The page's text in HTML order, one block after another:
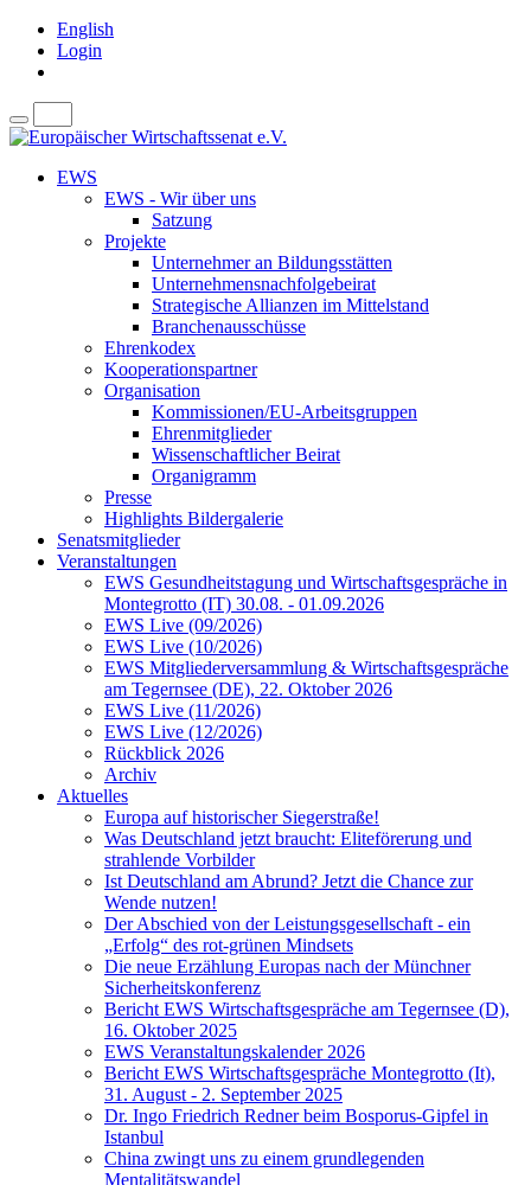
English
Login
EWS
EWS - Wir über uns
Satzung
Projekte
Unternehmer an Bildungsstätten
Unternehmensnachfolgebeirat
Strategische Allianzen im Mittelstand
Branchenausschüsse
Ehrenkodex
Kooperationspartner
Organisation
Kommissionen/EU-Arbeitsgruppen
Ehrenmitglieder
Wissenschaftlicher Beirat
Organigramm
Presse
Highlights Bildergalerie
Senatsmitglieder
Veranstaltungen
EWS Gesundheitstagung und Wirtschaftsgespräche in
Montegrotto (IT) 30.08. - 01.09.2026
EWS Live (09/2026)
EWS Live (10/2026)
EWS Mitgliederversammlung & Wirtschaftsgespräche
am Tegernsee (DE), 22. Oktober 2026
EWS Live (11/2026)
EWS Live (12/2026)
Rückblick 2026
Archiv
Aktuelles
Europa auf historischer Siegerstraße!
Was Deutschland jetzt braucht: Eliteförerung und
strahlende Vorbilder
Ist Deutschland am Abrund? Jetzt die Chance zur
Wende nutzen!
Der Abschied von der Leistungsgesellschaft - ein
„Erfolg“ des rot-grünen Mindsets
Die neue Erzählung Europas nach der Münchner
Sicherheitskonferenz
Bericht EWS Wirtschaftsgespräche am Tegernsee (D),
16. Oktober 2025
EWS Veranstaltungskalender 2026
Bericht EWS Wirtschaftsgespräche Montegrotto (It),
31. August - 2. September 2025
Dr. Ingo Friedrich Redner beim Bosporus-Gipfel in
Istanbul
China zwingt uns zu einem grundlegenden
Mentalitätswandel